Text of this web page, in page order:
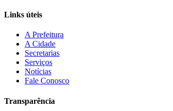
Links úteis
A Prefeitura
A Cidade
Secretarias
Serviços
Notícias
Fale Conosco
Transparência